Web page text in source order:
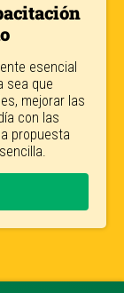
esencial
sea que
mejorar las
con las
propuesta